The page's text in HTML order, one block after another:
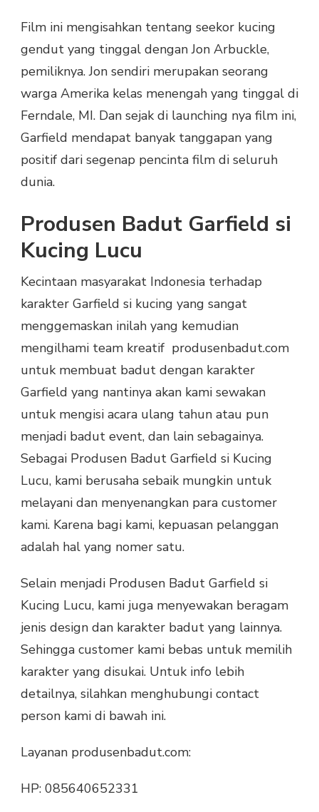
Film ini mengisahkan tentang seekor kucing
gendut yang tinggal dengan Jon Arbuckle,
pemiliknya. Jon sendiri merupakan seorang
warga Amerika kelas menengah yang tinggal di
Ferndale, MI. Dan sejak di launching nya film ini,
Garfield mendapat banyak tanggapan yang
positif dari segenap pencinta film di seluruh
dunia.
Produsen Badut Garfield si
Kucing Lucu
Kecintaan masyarakat Indonesia terhadap
karakter Garfield si kucing yang sangat
menggemaskan inilah yang kemudian
mengilhami team kreatif produsenbadut.com
untuk membuat badut dengan karakter
Garfield yang nantinya akan kami sewakan
untuk mengisi acara ulang tahun atau pun
menjadi badut event, dan lain sebagainya.
Sebagai Produsen Badut Garfield si Kucing
Lucu, kami berusaha sebaik mungkin untuk
melayani dan menyenangkan para customer
kami. Karena bagi kami, kepuasan pelanggan
adalah hal yang nomer satu.
Selain menjadi Produsen Badut Garfield si
Kucing Lucu, kami juga menyewakan beragam
jenis design dan karakter badut yang lainnya.
Sehingga customer kami bebas untuk memilih
karakter yang disukai. Untuk info lebih
detailnya, silahkan menghubungi contact
person kami di bawah ini.
Layanan produsenbadut.com:
HP: 085640652331